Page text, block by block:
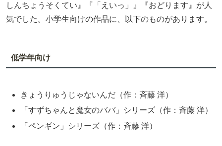
しんちょうそくてい』『「えいっ」』『おどります』が人
気でした。小学生向けの作品に、以下のものがあります。
低学年向け
きょうりゅうじゃないんだ（作：斉藤 洋）
「すずちゃんと魔女のババ」シリーズ（作：斉藤 洋）
「ペンギン」シリーズ（作：斉藤 洋）